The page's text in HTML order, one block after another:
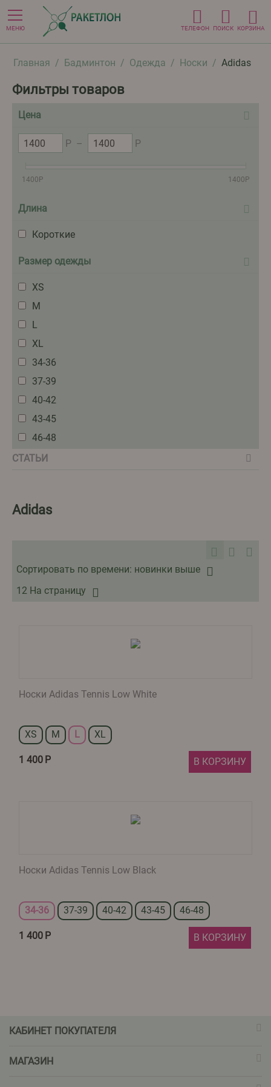
МЕНЮ ТЕЛЕФОН ПОИСК КОРЗИНА
Главная / Бадминтон / Одежда / Носки / Adidas
Фильтры товаров
Цена
Р – Р
1400 Р 1400 Р
Длина
Короткие
Размер одежды
XS
M
L
XL
34-36
37-39
40-42
43-45
46-48
СТАТЬИ
Adidas
Сортировать по времени: новинки выше
12 На страницу
Носки Adidas Tennis Low White​
XS M L XL
1 400 Р В КОРЗИНУ
Носки Adidas Tennis Low Black
34-36 37-39 40-42 43-45 46-48
1 400 Р В КОРЗИНУ
КАБИНЕТ ПОКУПАТЕЛЯ
МАГАЗИН